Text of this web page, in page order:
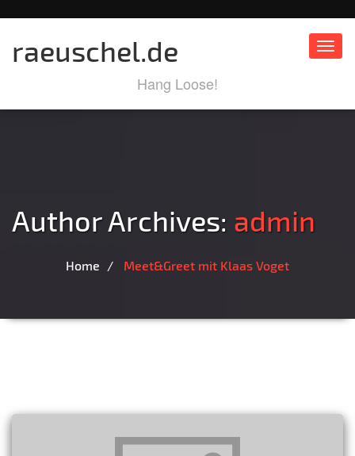
raeuschel.de
Hang Loose!
Author Archives: admin
Home Meet&Greet mit Klaas Voget